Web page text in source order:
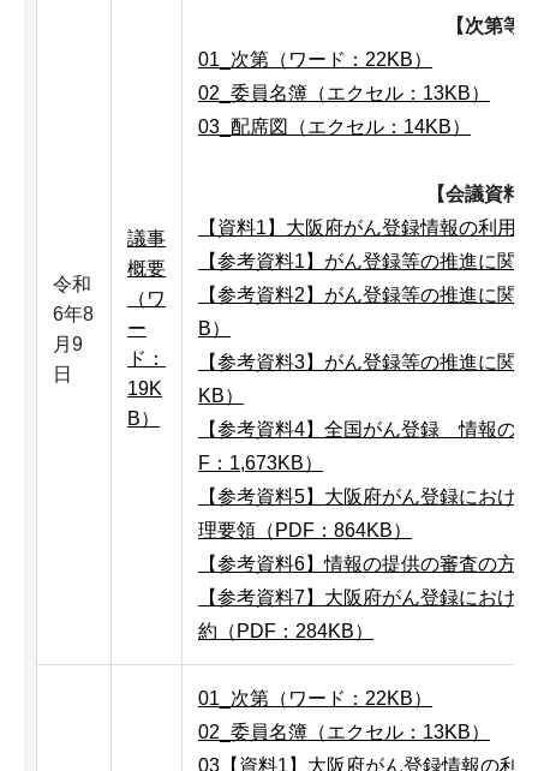
令和
6年8
月9
日
議事
概要
（ワ
ー
ド：
19K
B）
【次第等
01_次第（ワード：22KB）
02_委員名簿（エクセル：13KB）
03_配席図（エクセル：14KB）
【会議資料
【資料1】大阪府がん登録情報の利用
【参考資料1】がん登録等の推進に関
【参考資料2】がん登録等の推進に関
B）
【参考資料3】がん登録等の推進に関
KB）
【参考資料4】全国がん登録 情報の
F：1,673KB）
【参考資料5】大阪府がん登録におけ
理要領（PDF：864KB）
【参考資料6】情報の提供の審査の方
【参考資料7】大阪府がん登録におけ
約（PDF：284KB）
01_次第（ワード：22KB）
02_委員名簿（エクセル：13KB）
03【資料1】大阪府がん登録情報の利